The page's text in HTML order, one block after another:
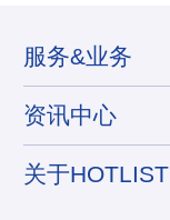
服务&业务
资讯中心
关于HOTLIST